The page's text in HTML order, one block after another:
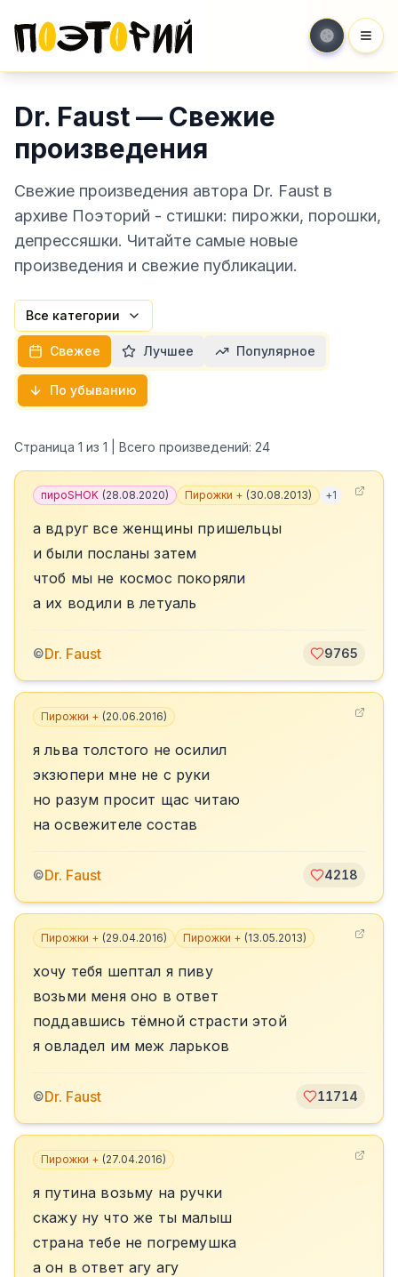
Dr. Faust — Свежие
произведения
Свежие произведения автора Dr. Faust в
архиве Поэторий - стишки: пирожки, порошки,
депрессяшки. Читайте самые новые
произведения и свежие публикации.
Все категории
Свежее Лучшее Популярное
По убыванию
Страница 1 из 1 | Всего произведений: 24
пироSHOK (28.08.2020) Пирожки + (30.08.2013) +1
а вдруг все женщины пришельцы
и были посланы затем
чтоб мы не космос покоряли
а их водили в летуаль
©Dr. Faust 9765
Пирожки + (20.06.2016)
я льва толстого не осилил
экзюпери мне не с руки
но разум просит щас читаю
на освежителе состав
©Dr. Faust 4218
Пирожки + (29.04.2016) Пирожки + (13.05.2013)
хочу тебя шептал я пиву
возьми меня оно в ответ
поддавшись тёмной страсти этой
я овладел им меж ларьков
©Dr. Faust 11714
Пирожки + (27.04.2016)
я путина возьму на ручки
скажу ну что же ты малыш
страна тебе не погремушка
а он в ответ агу агу